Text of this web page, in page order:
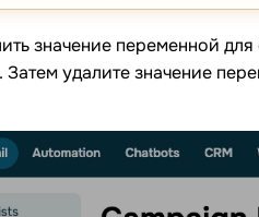
значение переменной
Затем удалите значение